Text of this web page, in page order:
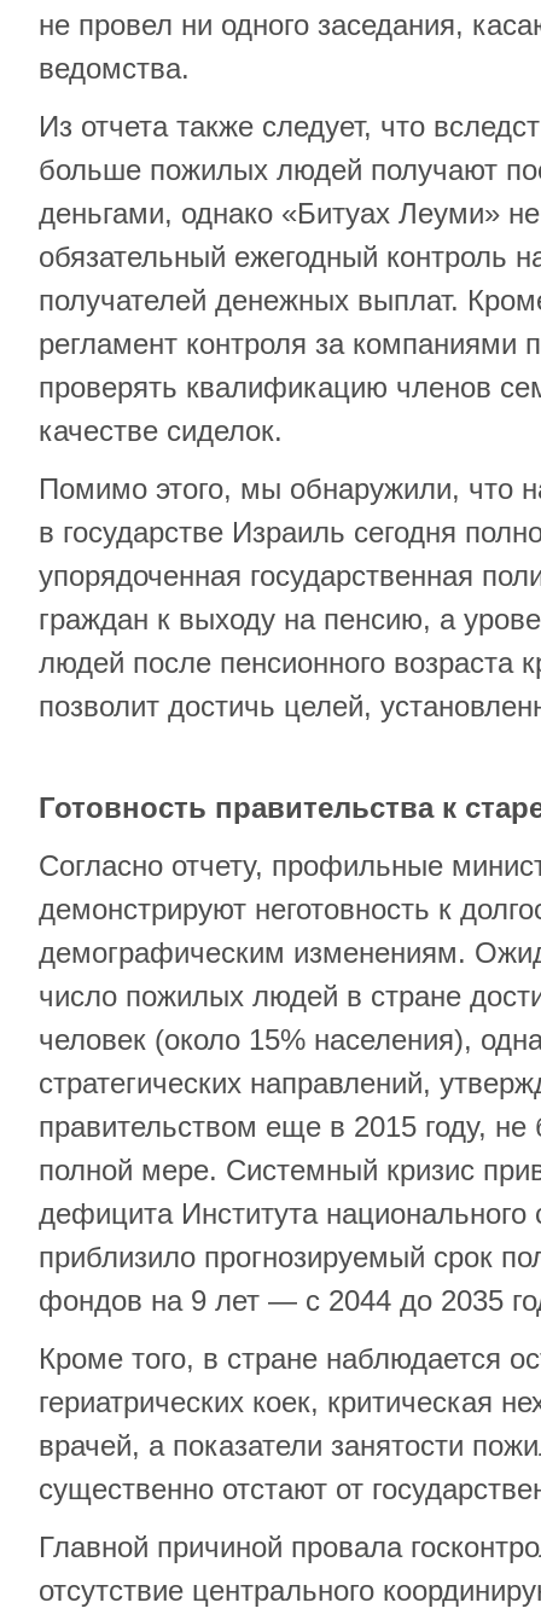
не провел ни одного заседания,
ведомства.
Из отчета также следует, что
больше пожилых людей получают
деньгами, однако «Битуах Леуми»
обязательный ежегодный контроль
получателей денежных выплат.
регламент контроля за компаниями
проверять квалификацию членов
качестве сиделок.
Помимо этого, мы обнаружили, что
в государстве Израиль сегодня
упорядоченная государственная
граждан к выходу на пенсию, а
людей после пенсионного возраста
позволит достичь целей,
Готовность правительства к
Согласно отчету, профильные
демонстрируют неготовность к
демографическим изменениям.
число пожилых людей в стране
человек (около 15% населения),
стратегических направлений,
правительством еще в 2015 году,
полной мере. Системный кризис
дефицита Института национального
приблизило прогнозируемый срок
фондов на 9 лет — с 2044 до 2035
Кроме того, в стране наблюдается
гериатрических коек, критическая
врачей, а показатели занятости
существенно отстают от
Главной причиной провала
отсутствие центрального